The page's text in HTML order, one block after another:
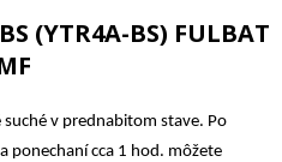
(YTR4A-BS) FULBAT
v prednabitom stave. Po
ponechaní cca 1 hod. môžete